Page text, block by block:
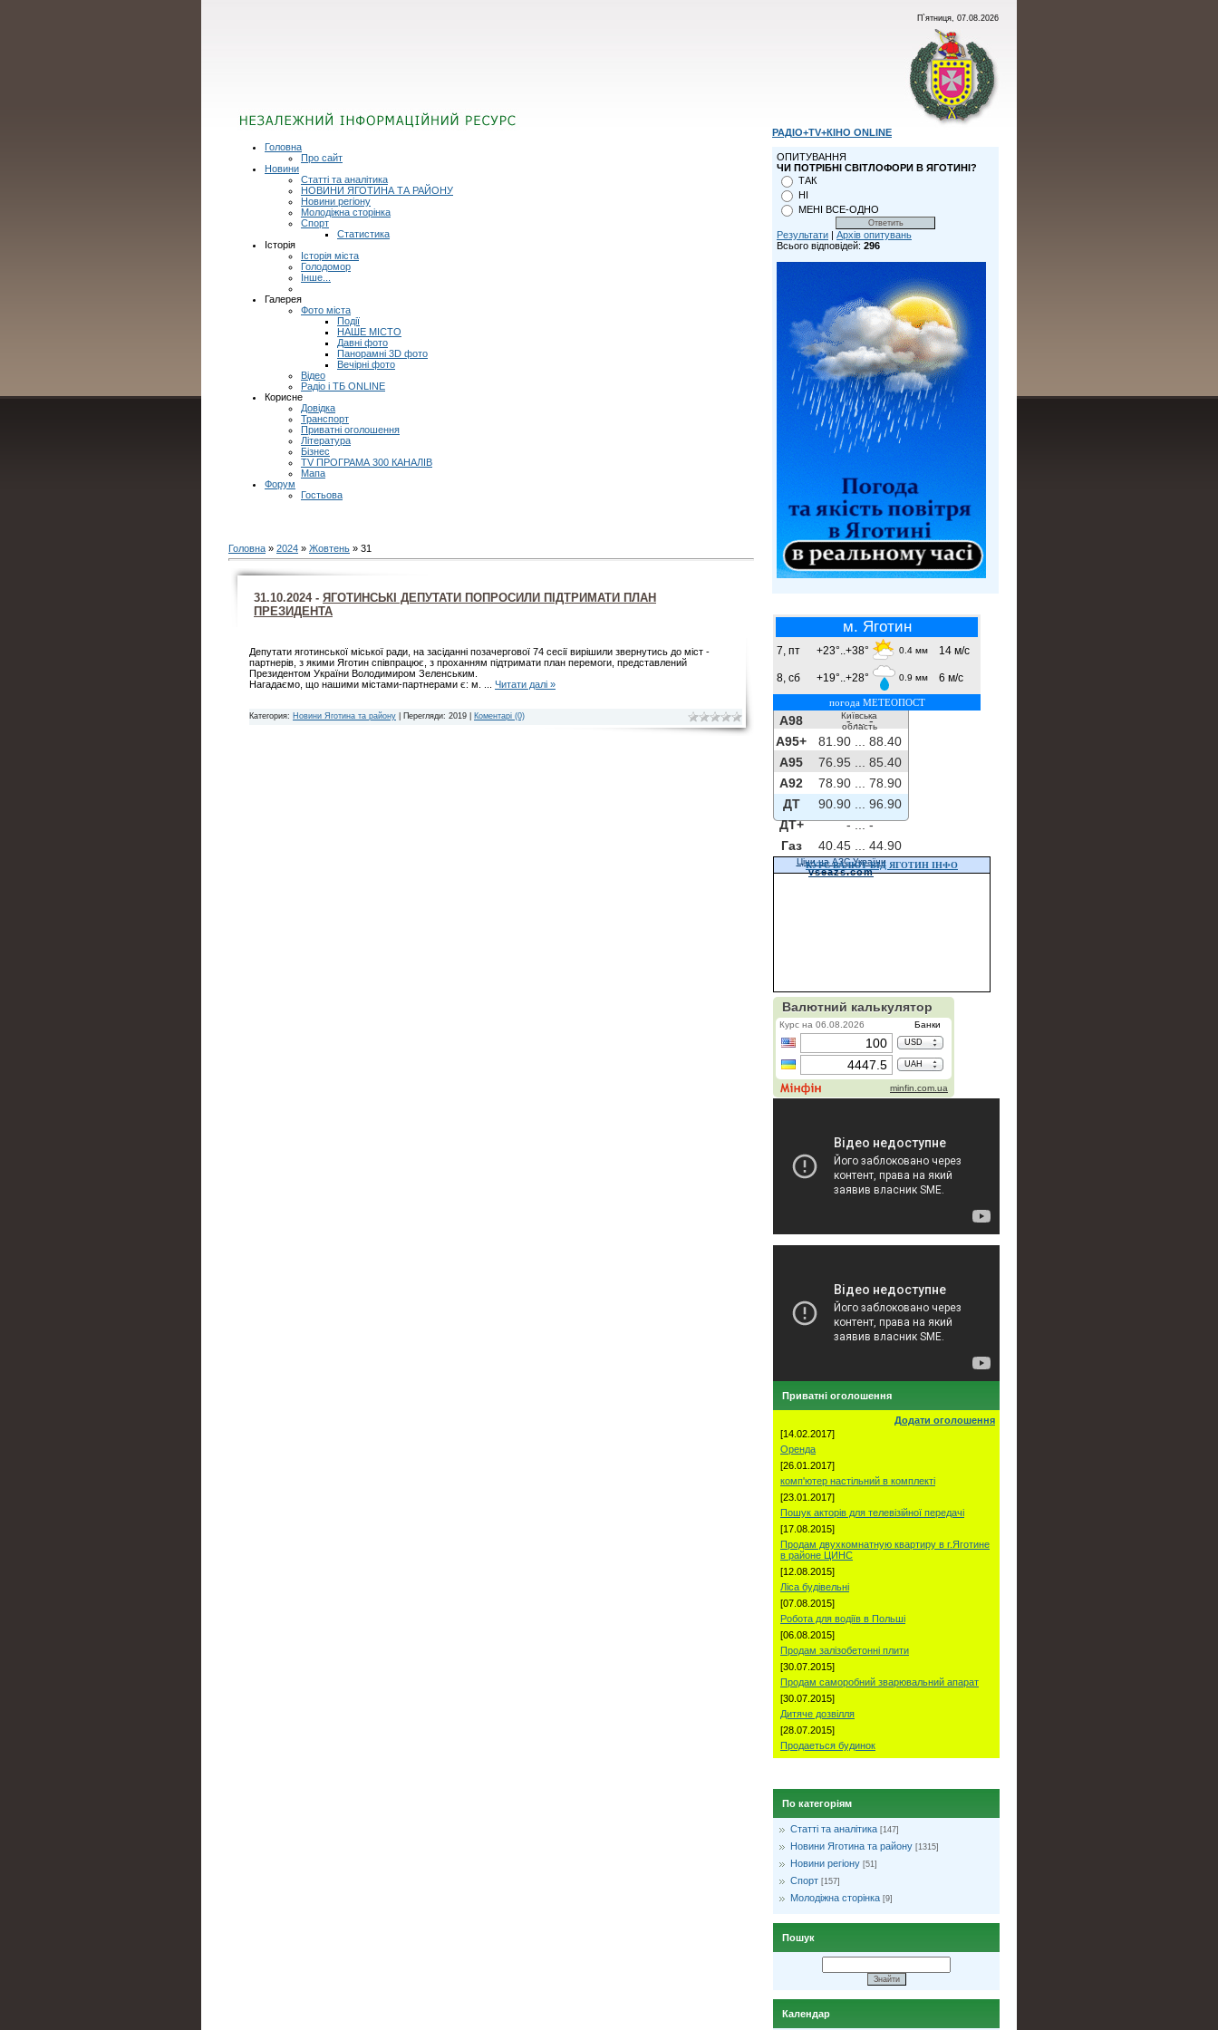
П`ятниця, 07.08.2026
Головна
Про сайт
Новини
Статті та аналітика
НОВИНИ ЯГОТИНА ТА РАЙОНУ
Новини регіону
Молодіжна сторінка
Спорт
Статистика
Історія
Історія міста
Голодомор
Інше...
Галерея
Фото міста
Події
НАШЕ МІСТО
Давні фото
Панорамні 3D фото
Вечірні фото
Відео
Радіо і ТБ ONLINE
Корисне
Довідка
Транспорт
Приватні оголошення
Література
Бізнес
TV ПРОГРАМА 300 КАНАЛІВ
Мапа
Форум
Гостьова
Головна » 2024 » Жовтень » 31
31.10.2024 - ЯГОТИНСЬКІ ДЕПУТАТИ ПОПРОСИЛИ ПІДТРИМАТИ ПЛАН
ПРЕЗИДЕНТА
Депутати яготинської міської ради, на засіданні позачергової 74 сесії вирішили звернутись до міст -
партнерів, з якими Яготин співпрацює, з проханням підтримати план перемоги, представлений
Президентом України Володимиром Зеленським.
Нагадаємо, що нашими містами-партнерами є: м.
Читати далі »
Категория: Новини Яготина та району | Перегляди: 2019 | Коментарі (0)
РАДІО+TV+КІНО ONLINE
ОПИТУВАННЯ
ЧИ ПОТРІБНІ СВІТЛОФОРИ В ЯГОТИНІ?
ТАК
НІ
МЕНІ ВСЕ-ОДНО
Результати | Архів опитувань
Всього відповідей: 296
м. Яготин
7, пт +23°..+38° 0.4 мм 14 м/с
8, сб +19°..+28° 0.9 мм 6 м/с
погода МЕТЕОПОСТ
Київська
область
A98 - ...-
A95+
81.90 ...
88.40
A95
76.95 ...
85.40
A92
78.90 ...
78.90
ДТ
90.90 ...
96.90
ДТ+
- ...-
Газ
40.45 ... 44.90
Ціни на АЗС України
vseazs.com
КУРС ВАЛЮТ ВІД ЯГОТИН ІНФО
Приватні оголошення
Додати оголошення
[14.02.2017]
Оренда
[26.01.2017]
комп'ютер настільний в комплекті
[23.01.2017]
Пошук акторів для телевізійної передачі
[17.08.2015]
Продам двухкомнатную квартиру в г.Яготине
в районе ЦИНС
[12.08.2015]
Ліса будівельні
[07.08.2015]
Робота для водіїв в Польші
[06.08.2015]
Продам залізобетонні плити
[30.07.2015]
Продам саморобний зварювальний апарат
[30.07.2015]
Дитяче дозвілля
[28.07.2015]
Продаеться будинок
По категоріям
Статті та аналітика [147]
Новини Яготина та району [1315]
Новини регіону [51]
Спорт [157]
Молодіжна сторінка [9]
Пошук
Календар